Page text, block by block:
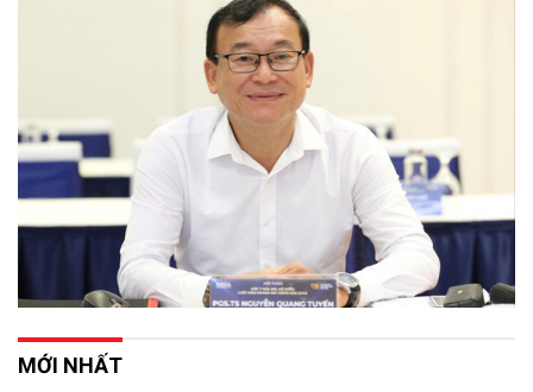
MỚI NHẤT